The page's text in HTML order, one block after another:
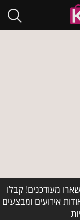
מעודכנים! קבלו
אירועים ומבצעים